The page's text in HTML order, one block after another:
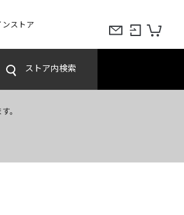
ストア
ストア内検索
。